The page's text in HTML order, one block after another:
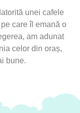
unei cafele
care îl emană o
am adunat
celor din oraș,
bune.